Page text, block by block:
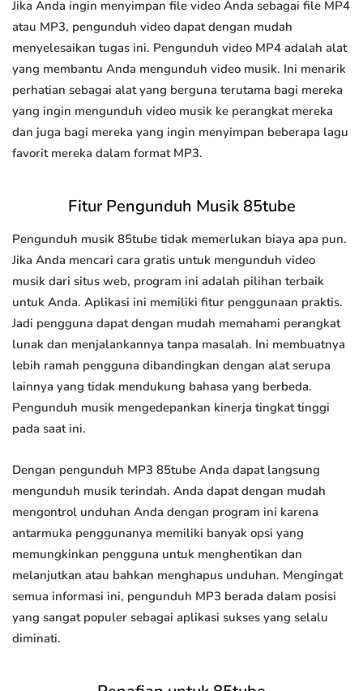
Jika Anda ingin menyimpan file video Anda sebagai file MP4
atau MP3, pengunduh video dapat dengan mudah
menyelesaikan tugas ini. Pengunduh video MP4 adalah alat
yang membantu Anda mengunduh video musik. Ini menarik
perhatian sebagai alat yang berguna terutama bagi mereka
yang ingin mengunduh video musik ke perangkat mereka
dan juga bagi mereka yang ingin menyimpan beberapa lagu
favorit mereka dalam format MP3.
Fitur Pengunduh Musik 85tube
Pengunduh musik 85tube tidak memerlukan biaya apa pun.
Jika Anda mencari cara gratis untuk mengunduh video
musik dari situs web, program ini adalah pilihan terbaik
untuk Anda. Aplikasi ini memiliki fitur penggunaan praktis.
Jadi pengguna dapat dengan mudah memahami perangkat
lunak dan menjalankannya tanpa masalah. Ini membuatnya
lebih ramah pengguna dibandingkan dengan alat serupa
lainnya yang tidak mendukung bahasa yang berbeda.
Pengunduh musik mengedepankan kinerja tingkat tinggi
pada saat ini.
Dengan pengunduh MP3 85tube Anda dapat langsung
mengunduh musik terindah. Anda dapat dengan mudah
mengontrol unduhan Anda dengan program ini karena
antarmuka penggunanya memiliki banyak opsi yang
memungkinkan pengguna untuk menghentikan dan
melanjutkan atau bahkan menghapus unduhan. Mengingat
semua informasi ini, pengunduh MP3 berada dalam posisi
yang sangat populer sebagai aplikasi sukses yang selalu
diminati.